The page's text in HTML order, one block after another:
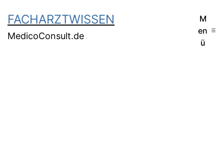
FACHARZTWISSEN
MedicoConsult.de
M
en
ü